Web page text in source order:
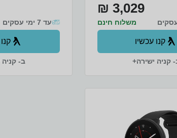
בטעינה אחת, ויכולות
מפרק כף היד של אק"ג,
וטמפרטורת העור,
הזירה ערוכה ומוכנה רק לך! • שעון
את הביצועים של החיים.
3,029 ₪
משלוח חינם
קנו עכשיו
קניה ישירה+
של מספר ימים
ניטור באמצעות
רמת חמצן בדם
ומזומן להציג את
עד 7 ימי עסקים
ב- קניה